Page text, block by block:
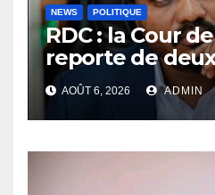
NEWS POLITIQUE
RDC : la Cour
reporte de
procès Frivao
AOÛT 6, 2026 ADMIN